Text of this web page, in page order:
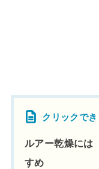
クリックで
ルアー乾燥には
すめ